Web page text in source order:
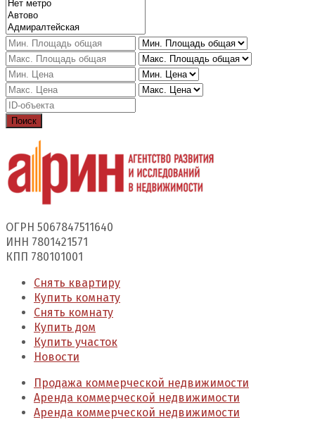
Поиск
ОГРН 5067847511640
ИНН 7801421571
КПП 780101001
Снять квартиру
Купить комнату
Снять комнату
Купить дом
Купить участок
Новости
Продажа коммерческой недвижимости
Аренда коммерческой недвижимости
Аренда коммерческой недвижимости